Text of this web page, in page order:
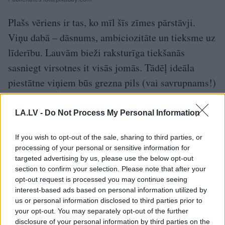
LA.LV - Do Not Process My Personal Information
If you wish to opt-out of the sale, sharing to third parties, or
processing of your personal or sensitive information for
targeted advertising by us, please use the below opt-out
section to confirm your selection. Please note that after your
opt-out request is processed you may continue seeing
interest-based ads based on personal information utilized by
us or personal information disclosed to third parties prior to
your opt-out. You may separately opt-out of the further
disclosure of your personal information by third parties on the
Plašs vēriens ir tas, ko mīl šīs zīmes pārstāvji.
Viņu dabā – dāsnums, ambiciozitāte un tieksme uz
līderību. Lauvām bieži raksturīga tiekšanās
sasniegt virsotnes it visās jomās. Tādēļ ideāla
piestātne viņiem būs grezna pils (vai savrupnams!)
kalna virsotnē ar galvu reibinošiem skatiem uz
apkārtni. Lauvas zīmē dzimušajiem ir izcils
Lauvas interjerā dominēs reti vēstures priekšmeti,
tostarp antikvāras lietas.
Jaunava